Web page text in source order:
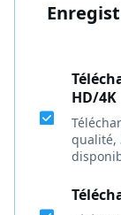
HD/4K
qualité,